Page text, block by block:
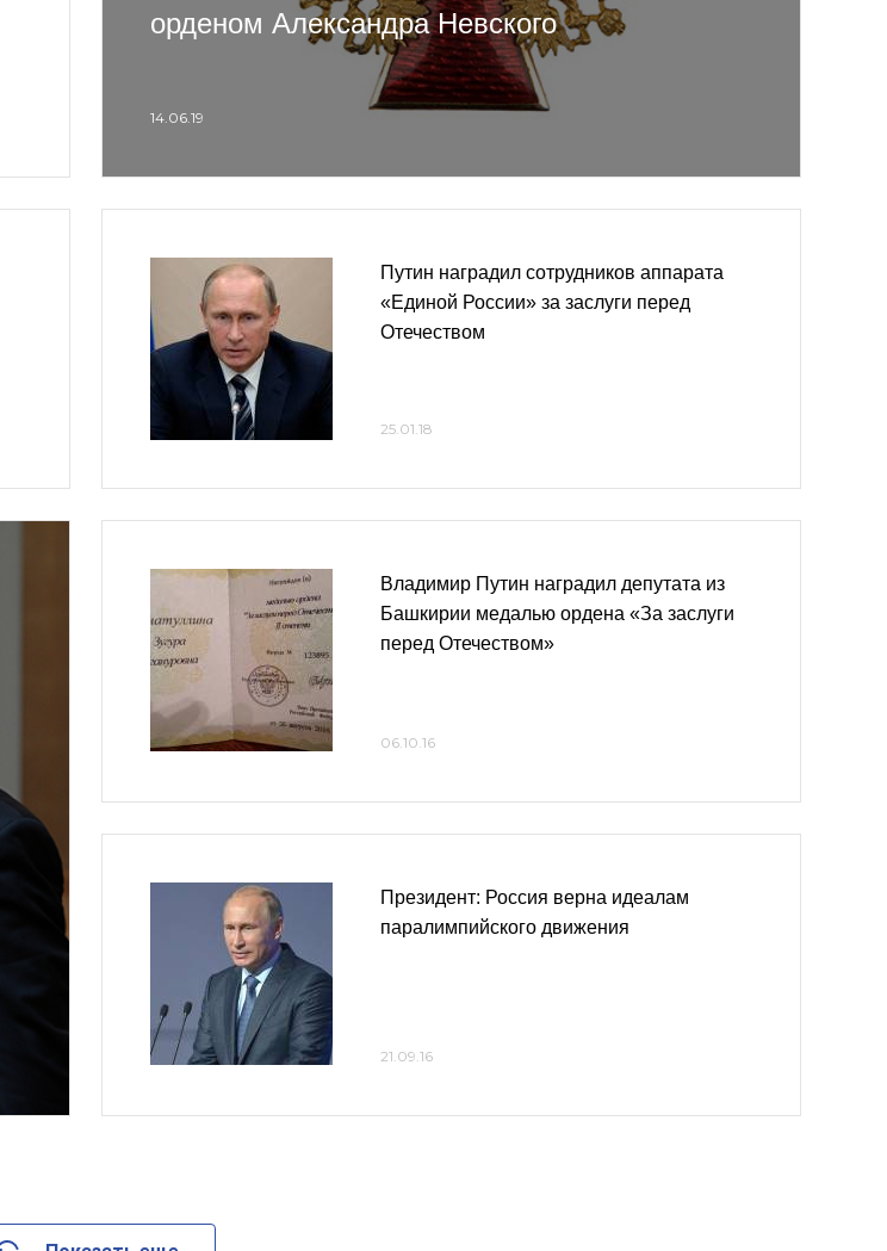
орденом Александра Невского
14.06.19
Путин наградил сотрудников аппарата
«Единой России» за заслуги перед
Отечеством
25.01.18
Владимир Путин наградил депутата из
Башкирии медалью ордена «За заслуги
перед Отечеством»
06.10.16
Президент: Россия верна идеалам
паралимпийского движения
21.09.16